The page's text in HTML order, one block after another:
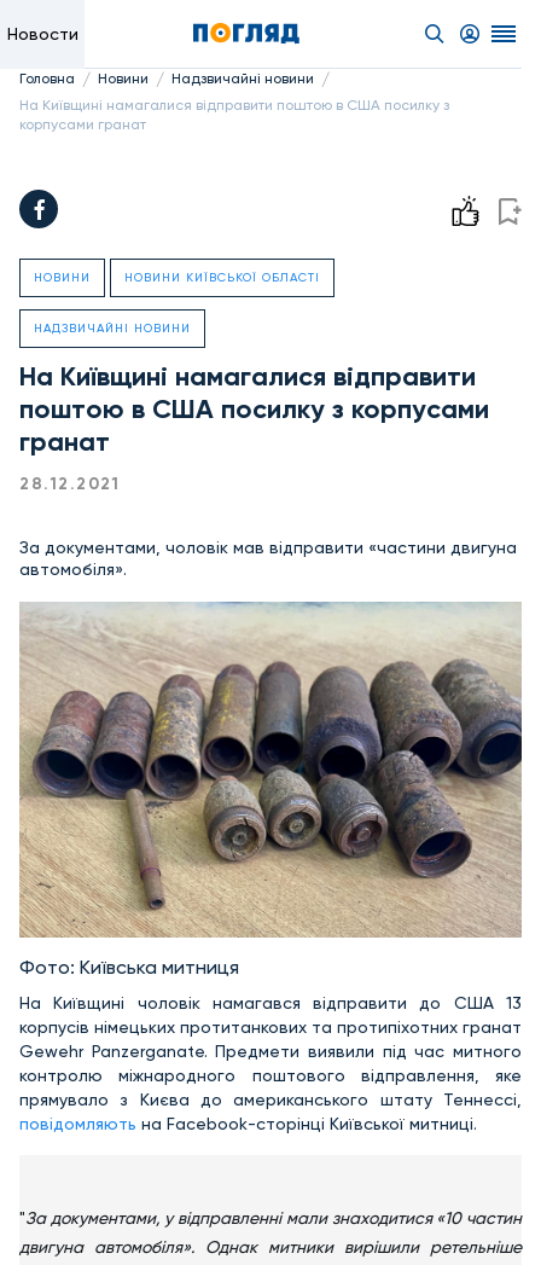
Новости
Головна / Новини / Надзвичайні новини /
На Київщині намагалися відправити поштою в США посилку з
корпусами гранат
НОВИНИ НОВИНИ КИЇВСЬКОЇ ОБЛАСТІ
НАДЗВИЧАЙНІ НОВИНИ
На Київщині намагалися відправити
поштою в США посилку з корпусами
гранат
28.12.2021
За документами, чоловік мав відправити «частини двигуна
автомобіля».
Фото: Київська митниця
На Київщині чоловік намагався відправити до США 13
корпусів німецьких протитанкових та протипіхотних гранат
Gewehr Panzerganate. Предмети виявили під час митного
контролю міжнародного поштового відправлення, яке
прямувало з Києва до американського штату Теннессі,
повідомляють на Facebook-сторінці Київської митниці.
"За документами, у відправленні мали знаходитися «10 частин
двигуна автомобіля». Однак митники вирішили ретельніше